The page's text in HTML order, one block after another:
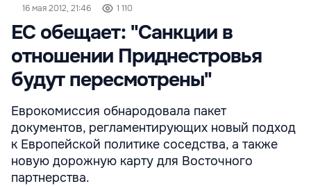
16 мая 2012, 21:46 1 110
ЕС обещает: "Санкции в
отношении Приднестровья
будут пересмотрены"
Еврокомиссия обнародовала пакет
документов, регламентирующих новый подход
к Европейской политике соседства, а также
новую дорожную карту для Восточного
партнерства.